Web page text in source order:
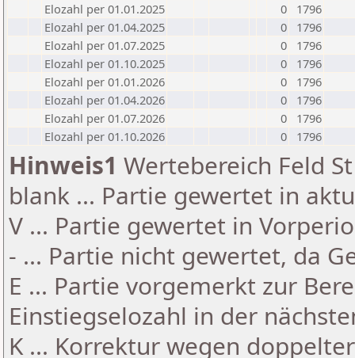
Elozahl per 01.01.2025
0
1796
Elozahl per 01.04.2025
0
1796
Elozahl per 01.07.2025
0
1796
Elozahl per 01.10.2025
0
1796
Elozahl per 01.01.2026
0
1796
Elozahl per 01.04.2026
0
1796
Elozahl per 01.07.2026
0
1796
Elozahl per 01.10.2026
0 1796
Hinweis1 Wertebereich Feld
blank ... Partie gewertet in
V ... Partie gewertet in
- ... Partie nicht gewertet, da
E ... Partie vorgemerkt zur
Einstiegselozahl in der
K ... Korrektur wegen